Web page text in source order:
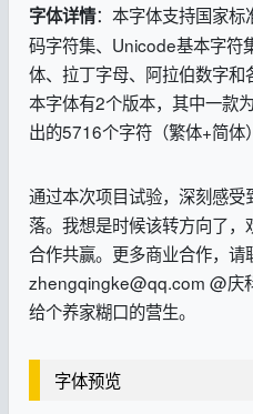
字体详情：本字体支持国家
码字符集、Unicode基本字符
体、拉丁字母、阿拉伯数字和
本字体有2个版本，其中一款
出的5716个字符（繁体+简体
通过本次项目试验，深刻感
落。我想是时候该转方向了，
合作共赢。更多商业合作，
zhengqingke@qq.com @庆
给个养家糊口的营生。
字体预览